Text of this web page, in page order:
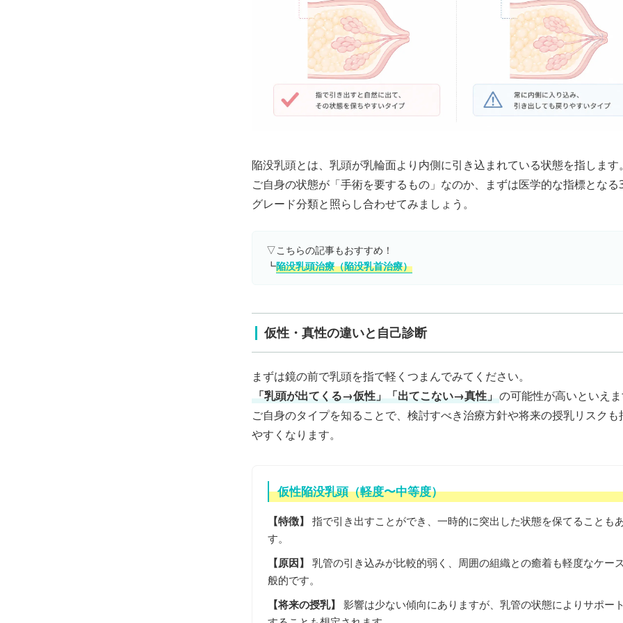
陥没乳頭とは、乳頭が乳輪面より内側に引き込まれている状態を指します。
ご自身の状態が「手術を要するもの」なのか、まずは医学的な指標となる
グレード分類と照らし合わせてみましょう。
▽こちらの記事もおすすめ！
┗陥没乳頭治療（陥没乳首治療）
仮性・真性の違いと自己診断
「乳頭が出てくる→仮性」「出てこない→真性」の可能性が高いといえま
ご自身のタイプを知ることで、検討すべき治療方針や将来の授乳リスクも
やすくなります。
仮性陥没乳頭（軽度〜中等度）
【特徴】
指で引き出すことができ、一時的に突出した状態を保てることも
す。
【原因】
乳管の引き込みが比較的弱く、周囲の組織との癒着も軽度なケー
般的です。
【将来の授乳】
影響は少ない傾向にありますが、乳管の状態によりサポー